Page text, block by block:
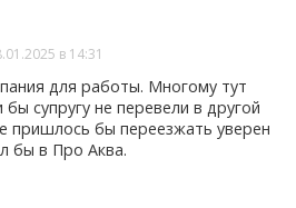
в 14:31
для работы. Многому тут
бы супругу не перевели в другой
пришлось бы переезжать уверен
бы в Про Аква.